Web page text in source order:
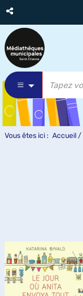
Vous êtes ici : Accueil /